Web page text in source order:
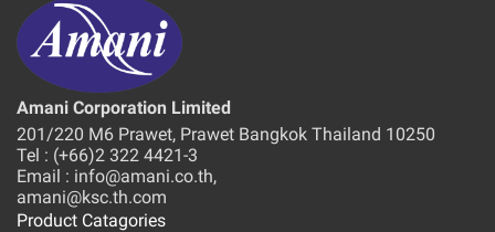
Amani Corporation Limited
201/220 M6 Prawet, Prawet Bangkok Thailand 10250
Tel : (+66)2 322 4421-3
Email : info@amani.co.th,
amani@ksc.th.com
Product Catagories